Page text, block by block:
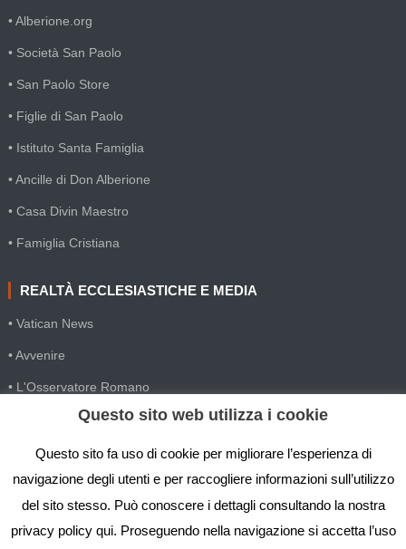
• Alberione.org
• Società San Paolo
• San Paolo Store
• Figlie di San Paolo
• Istituto Santa Famiglia
• Ancille di Don Alberione
• Casa Divin Maestro
• Famiglia Cristiana
REALTÀ ECCLESIASTICHE E MEDIA
• Vatican News
• Avvenire
• L'Osservatore Romano
• SIR Agenzia d'informazione
• Gesuiti Villapizzone
• Settimana della Comunicazione
• Festival Biblico
Questo sito web utilizza i cookie
Questo sito fa uso di cookie per migliorare l’esperienza di
navigazione degli utenti e per raccogliere informazioni sull’utilizzo
del sito stesso. Può conoscere i dettagli consultando la nostra
privacy policy qui. Proseguendo nella navigazione si accetta l’uso